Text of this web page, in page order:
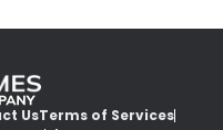
UsTerms of Services